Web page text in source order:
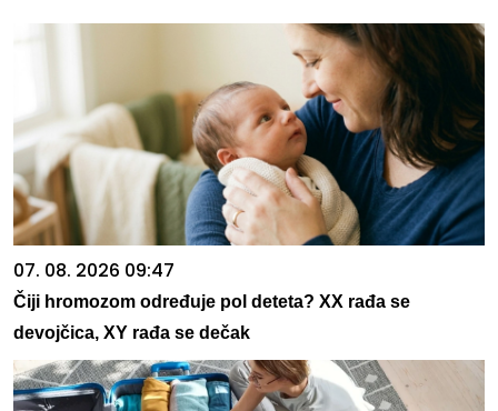
07. 08. 2026 09:47
Čiji hromozom određuje pol deteta? XX rađa se
devojčica, XY rađa se dečak